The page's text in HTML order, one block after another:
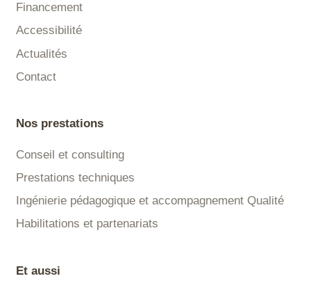
Financement
Accessibilité
Actualités
Contact
Nos prestations
Conseil et consulting
Prestations techniques
Ingénierie pédagogique et accompagnement Qualité
Habilitations et partenariats
Et aussi